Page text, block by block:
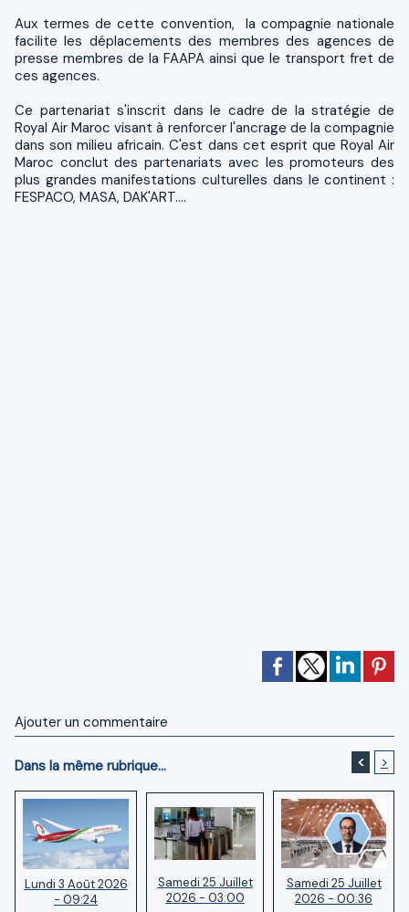
Aux termes de cette convention, la compagnie nationale
facilite les déplacements des membres des agences de
presse membres de la FAAPA ainsi que le transport fret de
ces agences.
Ce partenariat s'inscrit dans le cadre de la stratégie de
Royal Air Maroc visant à renforcer l'ancrage de la compagnie
dans son milieu africain. C'est dans cet esprit que Royal Air
Maroc conclut des partenariats avec les promoteurs des
plus grandes manifestations culturelles dans le continent :
FESPACO, MASA, DAK'ART....
Ajouter un commentaire
Dans la même rubrique... < >
Lundi 3 Août 2026
- 09:24
Samedi 25 Juillet
2026 - 03:00
Samedi 25 Juillet
2026 - 00:36